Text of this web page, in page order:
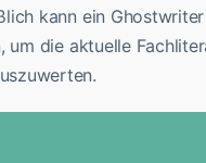
kann ein
um die aktuelle